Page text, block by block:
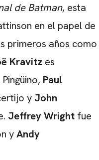
de Batman, esta
en el papel de
primeros años como
Kravitz es
Paul
y John
Jeffrey Wright fue
yAndy